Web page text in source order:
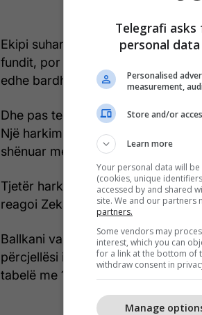
Ekipi suharekas intensifikoi
fundit, por përkundër rasteve
edhe bardhekaltrit patën rastet e
Dhe pas tentativave të shumta,
Një harkim të mirë të Edvin Kuç, e
shënuar me kokë.
Tjetër harkim i mirë nga Kuç dhe
reagoi Zeka (95’+1) për golin e
Ballkani vazhdon të jetë lider me
përcjellësi i parë, Drita. Ndërsa
tabelë me 11 pikë. /
Telegrafi
personal
Personalised
measurement,
Store and/or
Learn more
Your personal data will
(cookies, unique
accessed by and shared
site. We and our partners
partners.
Some vendors may
interest, which you can
for a link at the bottom of
withdraw consent in
Manage